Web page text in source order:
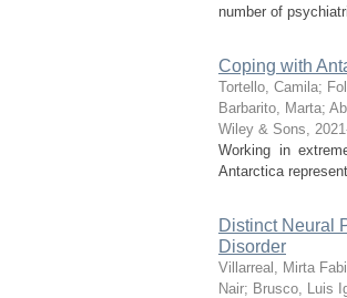
number of
Coping with
Tortello, Camila;
Barbarito, Marta;
Wiley & Sons,
Working in
Antarctica
Distinct Neural
Disorder
Villarreal, Mirta
Nair; Brusco, Luis